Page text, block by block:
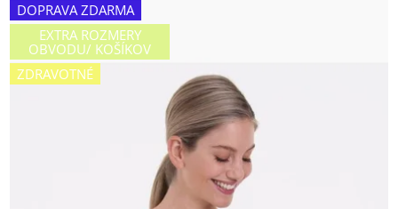
DOPRAVA ZDARMA
EXTRA ROZMERY
OBVODU/ KOŠÍKOV
ZDRAVOTNÉ